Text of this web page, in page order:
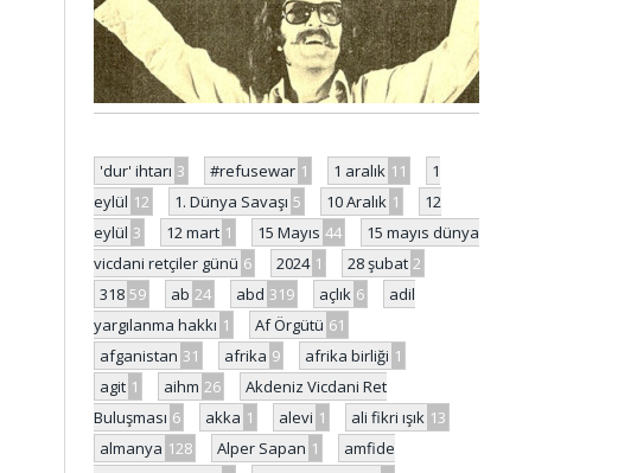
'dur' ihtarı 3 #refusewar 1 1 aralık 11
1
eylül 12 1. Dünya Savaşı 5 10 Aralık 1
12
eylül 3 12 mart 1 15 Mayıs 44
15 mayıs dünya
vicdani retçiler günü 6 2024 1 28 şubat 2
318 59 ab 24 abd 319 açlık 6
adil
yargılanma hakkı 1 Af Örgütü 61
afganistan 31 afrika 9 afrika birliği 1
agit 1 aihm 26
Akdeniz Vicdani Ret
Buluşması 6 akka 1 alevi 1 ali fikri ışık 13
almanya 128 Alper Sapan 1
amfide